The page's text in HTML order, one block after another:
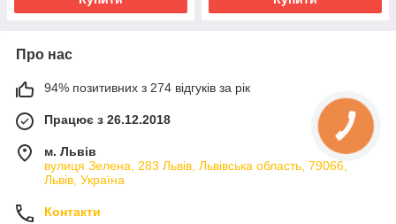
Про нас
94% позитивних з 274 відгуків за рік
Працює з 26.12.2018
м. Львів
вулиця Зелена, 283 Львів, Львівська область, 79066,
Львів, Україна
Контакти